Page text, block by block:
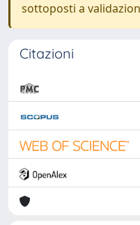
sottoposti a
Citazioni